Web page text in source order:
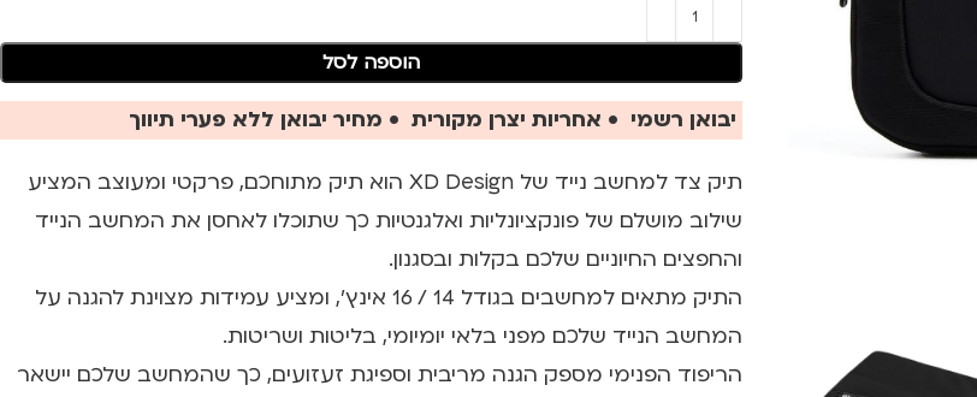
הוספה לסל
יבואן רשמי • אחריות יצרן מקורית • מחיר יבואן ללא פערי תיווך
תיק צד למחשב נייד של XD Design הוא תיק מתוחכם, פרקטי ומעוצב המציע
שילוב מושלם של פונקציונליות ואלגנטיות כך שתוכלו לאחסן את המחשב הנייד
והחפצים החיוניים שלכם בקלות ובסגנון.
התיק מתאים למחשבים בגודל 14 / 16 אינץ', ומציע עמידות מצוינת להגנה על
המחשב הנייד שלכם מפני בלאי יומיומי, בליטות ושריטות.
הריפוד הפנימי מספק הגנה מריבית וספיגת זעזועים, כך שהמחשב שלכם יישאר